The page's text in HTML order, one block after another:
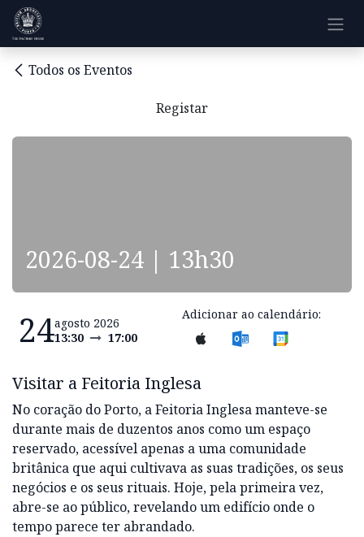
Pular para o conteúdo
Todos os Eventos
Registar
2026-08-24 | 13h30
24agosto 2026
13:30
17:00
Adicionar ao calendário:
Visitar a Feitoria Inglesa
No coração do Porto, a Feitoria Inglesa manteve-se
durante mais de duzentos anos como um espaço
reservado, acessível apenas a uma comunidade
britânica que aqui cultivava as suas tradições, os seus
negócios e os seus rituais. Hoje, pela primeira vez,
abre-se ao público, revelando um edifício onde o
tempo parece ter abrandado.